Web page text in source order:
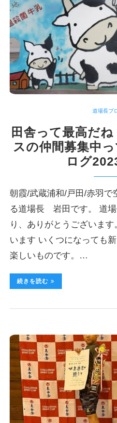
道場長ブ
田舎って最高だ
スの仲間募集中
ログ
朝霞/武蔵浦和/戸田/赤羽で
る道場長 岩田です。 道場
り、ありがとうございま
います いくつになっても
楽しいものです。…
続きを読む